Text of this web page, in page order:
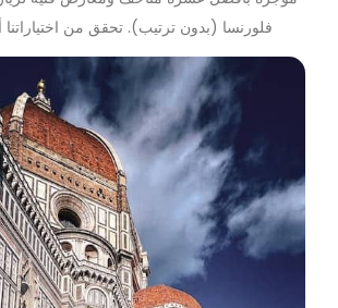
فلورنسا (بدون ترتيب). تحقق من